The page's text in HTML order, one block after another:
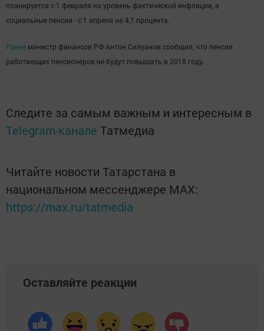
планируется с 1 февраля на уровень фактической инфляции, а
социальные пенсии - с 1 апреля на 4,1 процента.
Ранее министр финансов РФ Антон Силуанов сообщил, что пенсии
работающих пенсионеров не будут повышать в 2018 году.
Следите за самым важным и интересным в
Telegram-канале Татмедиа
Читайте новости Татарстана в
национальном мессенджере MАХ:
https://max.ru/tatmedia
Оставляйте реакции